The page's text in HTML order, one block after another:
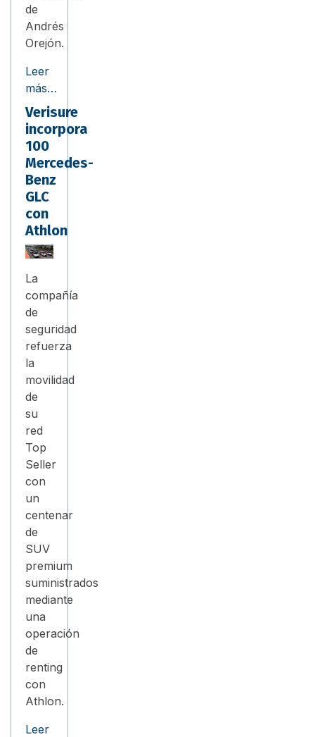
de
Andrés
Orejón.
Leer
más…
Verisure
incorpora
100
Mercedes-
Benz
GLC
con
Athlon
La
compañía
de
seguridad
refuerza
la
movilidad
de
su
red
Top
Seller
con
un
centenar
de
SUV
premium
suministrados
mediante
una
operación
de
renting
con
Athlon.
Leer